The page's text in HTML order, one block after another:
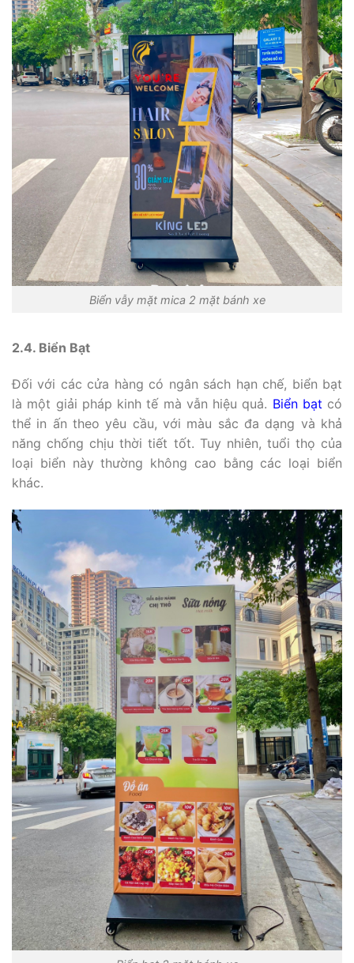
Biển vẫy mặt mica 2 mặt bánh xe
2.4. Biển Bạt
Đối với các cửa hàng có ngân sách hạn chế, biển bạt
là một giải pháp kinh tế mà vẫn hiệu quả. Biển bạt có
thể in ấn theo yêu cầu, với màu sắc đa dạng và khả
năng chống chịu thời tiết tốt. Tuy nhiên, tuổi thọ của
loại biển này thường không cao bằng các loại biển
khác.